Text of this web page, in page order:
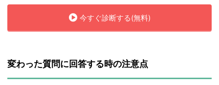
今すぐ診断する(無料)
変わった質問に回答する時の注意点